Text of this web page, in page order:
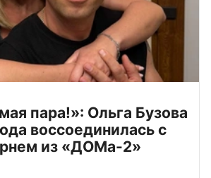
пара!»: Ольга Бузова
воссоединилась с
из «ДОМа-2»